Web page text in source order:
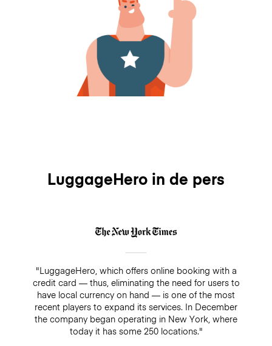
LuggageHero in de pers
"LuggageHero, which offers online booking with a
credit card — thus, eliminating the need for users to
have local currency on hand — is one of the most
recent players to expand its services. In December
the company began operating in New York, where
today it has some 250 locations."